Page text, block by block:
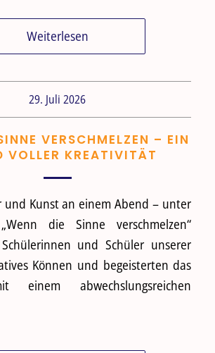
Weiterlesen
29. Juli 2026
VERSCHMELZEN – EIN
VOLLER KREATIVITÄT
und Kunst an einem Abend – unter
die Sinne verschmelzen“
und Schüler unserer
Können und begeisterten das
einem abwechslungsreichen